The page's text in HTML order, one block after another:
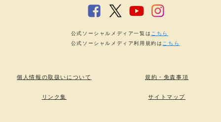
個人情報の取扱いについて 規約・免責事項
リンク集 サイトマップ
公式ソーシャルメディア一覧は こちら
公式ソーシャルメディア利用規約は こちら